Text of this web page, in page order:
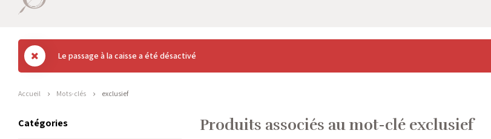
Le passage à la caisse a été désactivé
Accueil Mots-clés exclusief
Catégories Produits associés au mot-clé exclusief